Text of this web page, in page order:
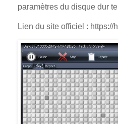
paramètres du disque dur
Lien du site officiel : https://